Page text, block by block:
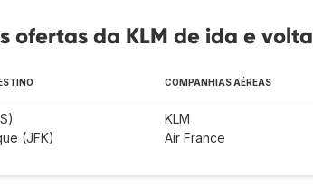
ofertas da KLM de ida e volta
COMPANHIAS AÉREAS
(JFK)
KLM
Air France